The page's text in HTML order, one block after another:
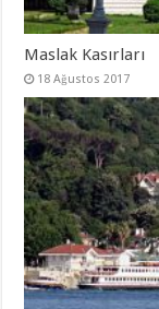
Maslak Kasırları
18 Ağustos 2017